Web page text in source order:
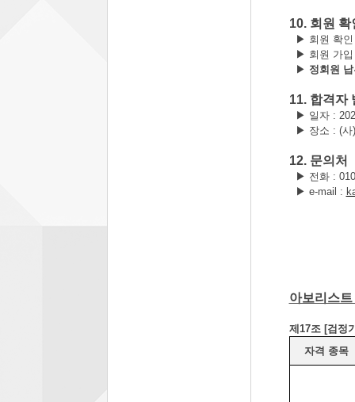
10. 회원 확
▶ 회원 확
▶ 회원 가
▶ 정회원
11. 합격자
▶ 일자 :
▶ 장소 : (사)
12. 문의처
▶ 전화 :
▶ e-mail :
아보리스
제 17조 [검정
자격 종목